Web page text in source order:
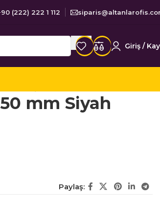
(222) 222 1 112
Giriş /
mm Siyah
Paylaş: